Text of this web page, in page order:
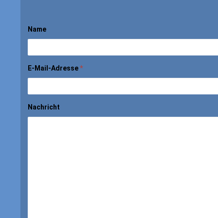
Name
E-Mail-Adresse*
Nachricht